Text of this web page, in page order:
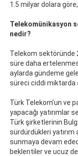
1.5 milyar dolara
Telekomünikasyon
nedir?
Telekom sektöründe
süre daha
aylarda gündeme
süreci ciddi miktarda
Türk Telekom’un ve
yapacağı yatırımlar
Türk şirketlerinin
sürdürdükleri
sunmaya devam
beklentiler ve ucuz